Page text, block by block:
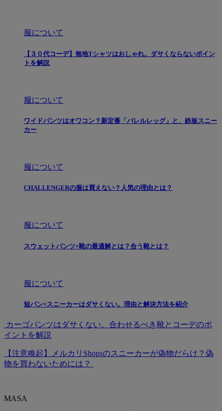
服について
【３０代コーデ】無地Tシャツはおしゃれ。ダサくならないポイン
トを解説
服について
ワイドパンツはオワコン？新定番「バレルレッグ」と、鉄板スニー
カー
服について
CHALLENGERの服は買えない？人気の理由とは？
服について
スウェットパンツ×靴の最適解とは？合う靴とは？
服について
短パン×スニーカーはダサくない。理由と解決方法を紹介
カーゴパンツはダサくない。合わせるべき靴とコーデのポ
イントを解説
【注意喚起】メルカリShopsのスニーカーが偽物だらけ？偽
物を買わないためには？
MASA